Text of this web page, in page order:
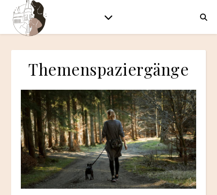
Themenspaziergänge